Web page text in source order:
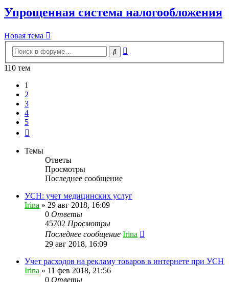
Упрощенная система налогообложения
Новая тема
Поиск
110 тем
1
2
3
4
5
Темы
Ответы
Просмотры
Последнее сообщение
УСН: учет медицинских услуг
Irina » 29 авг 2018, 16:09
0 Ответы
45702 Просмотры
Последнее сообщение Irina
29 авг 2018, 16:09
Учет расходов на рекламу товаров в интернете при УСН
Irina » 11 фев 2018, 21:56
0 Ответы